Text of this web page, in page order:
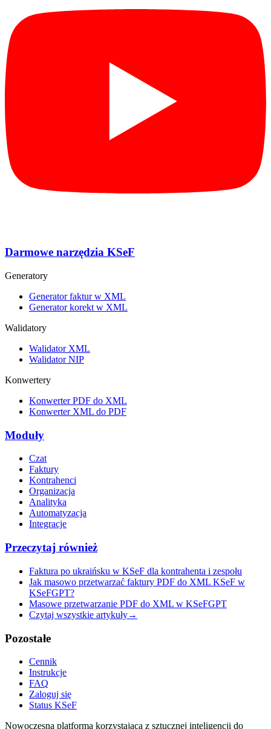
Darmowe narzędzia KSeF
Generatory
Generator faktur w XML
Generator korekt w XML
Walidatory
Walidator XML
Walidator NIP
Konwertery
Konwerter PDF do XML
Konwerter XML do PDF
Moduły
Czat
Faktury
Kontrahenci
Organizacja
Analityka
Automatyzacja
Integracje
Przeczytaj również
Faktura po ukraińsku w KSeF dla kontrahenta i zespołu
Jak masowo przetwarzać faktury PDF do XML KSeF w
KSeFGPT?
Masowe przetwarzanie PDF do XML w KSeFGPT
Czytaj wszystkie artykuły→
Pozostałe
Cennik
Instrukcje
FAQ
Zaloguj się
Status KSeF
Nowoczesna platforma korzystająca z sztucznej inteligencji do